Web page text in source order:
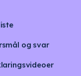
og svar